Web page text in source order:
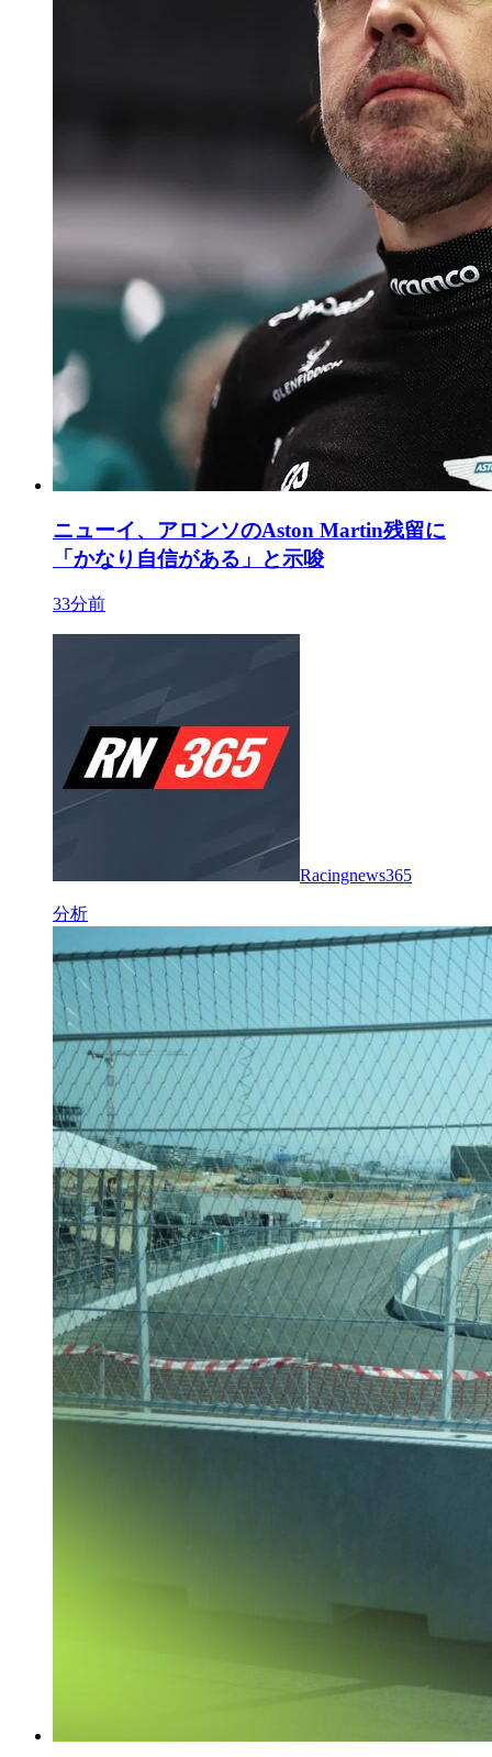
ニューイ、アロンソのAston Martin残留に
「かなり自信がある」と示唆
33分前
Racingnews365
分析